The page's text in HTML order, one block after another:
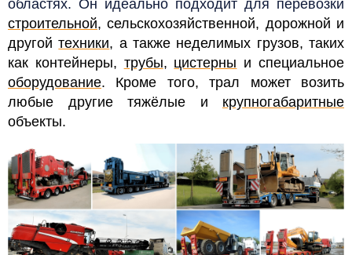
областях. Он идеально подходит для перевозки
строительной, сельскохозяйственной, дорожной и
другойтехники, а также неделимых грузов, таких
как контейнеры, трубы, цистерны и специальное
оборудование. Кроме того, трал может возить
любые другие тяжёлые и крупногабаритные
объекты.